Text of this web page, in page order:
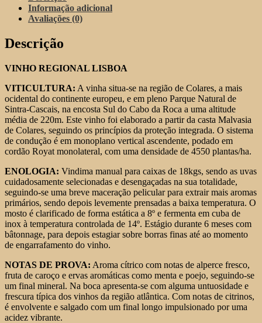
Roca
Malvasia
2022
Informação adicional
Avaliações (0)
Descrição
VINHO REGIONAL LISBOA
VITICULTURA: A vinha situa-se na região de Colares, a mais
ocidental do continente europeu, e em pleno Parque Natural de
Sintra-Cascais, na encosta Sul do Cabo da Roca a uma altitude
média de 220m. Este vinho foi elaborado a partir da casta Malvasia
de Colares, seguindo os princípios da proteção integrada. O sistema
de condução é em monoplano vertical ascendente, podado em
cordão Royat monolateral, com uma densidade de 4550 plantas/ha.
ENOLOGIA: Vindima manual para caixas de 18kgs, sendo as uvas
cuidadosamente selecionadas e desengaçadas na sua totalidade,
seguindo-se uma breve maceração pelicular para extrair mais aromas
primários, sendo depois levemente prensadas a baixa temperatura. O
mosto é clarificado de forma estática a 8º e fermenta em cuba de
inox à temperatura controlada de 14º. Estágio durante 6 meses com
bâtonnage, para depois estagiar sobre borras finas até ao momento
de engarrafamento do vinho.
NOTAS DE PROVA: Aroma cítrico com notas de alperce fresco,
fruta de caroço e ervas aromáticas como menta e poejo, seguindo-se
um final mineral. Na boca apresenta-se com alguma untuosidade e
frescura típica dos vinhos da região atlântica. Com notas de citrinos,
é envolvente e salgado com um final longo impulsionado por uma
acidez vibrante.